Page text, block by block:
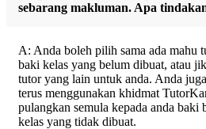
sebarang makluman. Apa
A: Anda boleh pilih sama ada mahu
baki kelas yang belum dibuat, atau
tutor yang lain untuk anda. Anda
terus menggunakan khidmat
pulangkan semula kepada anda baki
kelas yang tidak dibuat.